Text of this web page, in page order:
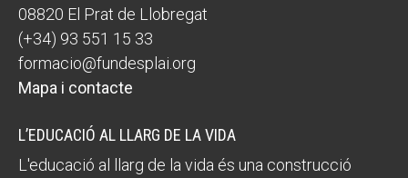
08820 El Prat de Llobregat
(+34) 93 551 15 33
formacio@fundesplai.org
Mapa i contacte
L’EDUCACIÓ AL LLARG DE LA VIDA
L'educació al llarg de la vida és una construcció